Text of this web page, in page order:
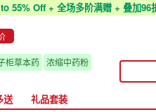
55% Off + 全场多阶满赠 + 叠加96
柜草本药
浓缩中药粉
送 礼品套装